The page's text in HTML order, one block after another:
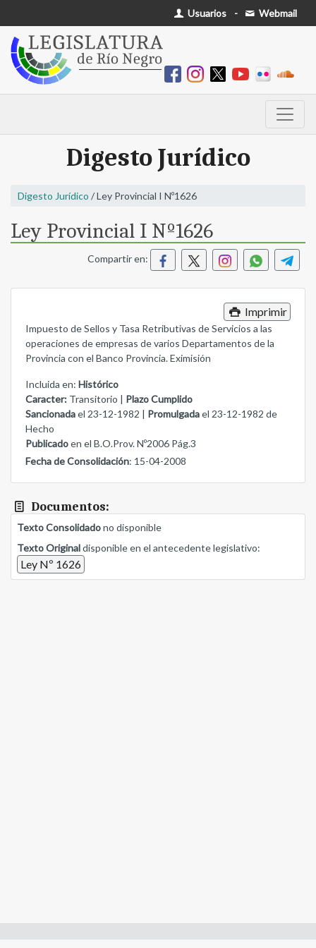
Usuarios - Webmail
Digesto Jurídico
Digesto Jurídico / Ley Provincial I Nº1626
Ley Provincial I Nº1626
Compartir en:
Imprimir
Impuesto de Sellos y Tasa Retributivas de Servicios a las
operaciones de empresas de varios Departamentos de la
Provincia con el Banco Provincia. Eximisión
Incluida en: Histórico
Caracter: Transitorio |
Plazo Cumplido
Sancionadael 23-12-1982 | Promulgadael 23-12-1982 de
Hecho
Publicadoen el B.O.Prov. Nº2006 Pág.3
Fecha de Consolidación: 15-04-2008
Documentos:
Texto Consolidadono disponible
Texto Originaldisponible en el antecedente legislativo:
Ley Nº 1626